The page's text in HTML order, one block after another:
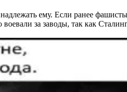
ему. Если ранее
за заводы, так как